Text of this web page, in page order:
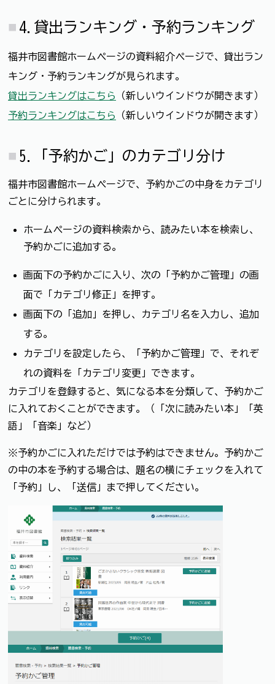
4.貸出ランキング・予約ランキング
福井市図書館ホームページの資料紹介ページで、貸出ラン
キング・予約ランキングが見られます。
貸出ランキングはこちら
（新しいウインドウが開きます）
予約ランキングはこちら
（新しいウインドウが開きます）
5.「予約かご」のカテゴリ分け
福井市図書館ホームページで、予約かごの中身をカテゴリ
ごとに分けられます。
ホームページの資料検索から、読みたい本を検索し、
予約かごに追加する。
画面下の予約かごに入り、次の「予約かご管理」の画
面で「カテゴリ修正」を押す。
画面下の「追加」を押し、カテゴリ名を入力し、追加
する。
カテゴリを設定したら、「予約かご管理」で、それぞ
れの資料を「カテゴリ変更」できます。
カテゴリを登録すると、気になる本を分類して、予約かご
に入れておくことができます。（「次に読みたい本」「英
語」「音楽」など）
※予約かごに入れただけでは予約はできません。予約かご
の中の本を予約する場合は、題名の横にチェックを入れて
「予約」し、「送信」まで押してください。